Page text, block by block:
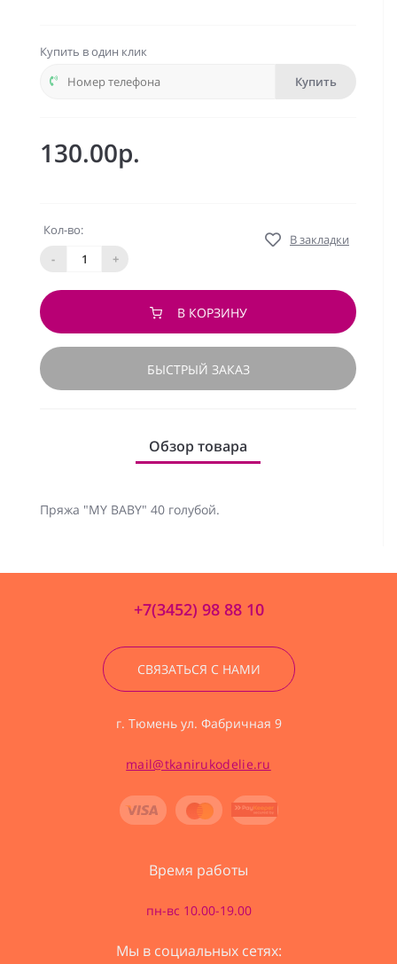
Купить в один клик
Купить
130.00р.
Кол-во:
-
+
В закладки
В КОРЗИНУ
БЫСТРЫЙ ЗАКАЗ
Обзор товара
Пряжа "MY BABY" 40 голубой.
+7(3452) 98 88 10
СВЯЗАТЬСЯ С НАМИ
г. Тюмень ул. Фабричная 9
mail@tkanirukodelie.ru
Время работы
пн-вс 10.00-19.00
Мы в социальных сетях: